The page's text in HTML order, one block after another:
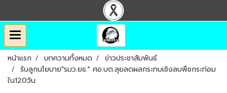
หน้าแรก บทความทั้งหมด
ข่าวประชาสัมพันธ์
รับลูกนโยบาย"รมว.ยธ." ศอ.บต.ลุยลดผลกระทบเชิงลบพืชกระท่อม
ใน120วัน